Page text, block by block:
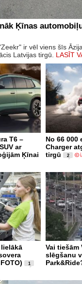
Ķīnas
ir vēl viens šīs
Latvijas tirgū. LASĪT
T6 –
ar
Ķīnai
No 66 000
Charger
tirgū
2
1
Vai tiešām
slēgšanu